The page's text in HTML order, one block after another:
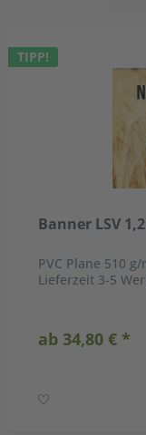
TIPP!
Banner LSV
PVC Plane 510
Lieferzeit 3-5
ab 34,80 € *